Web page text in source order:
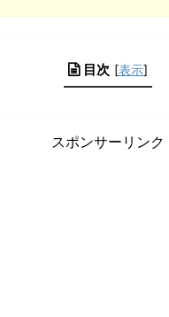
目次 [表示]
スポンサーリンク